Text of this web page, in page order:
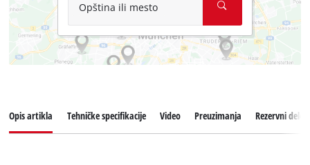
Opština ili mesto
Opis artikla Tehničke specifikacije Video Preuzimanja Rezervni